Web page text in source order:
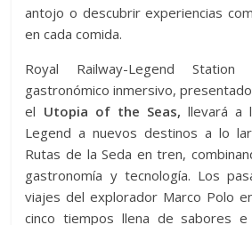
antojo o descubrir experiencias
en cada comida.
Royal Railway-Legend
gastronómico inmersivo,
el Utopia of the Seas, llevará a
Legend a nuevos destinos a lo
Rutas de la Seda en tren,
gastronomía y tecnología. Los
viajes del explorador Marco Polo
cinco tiempos llena de sabores e